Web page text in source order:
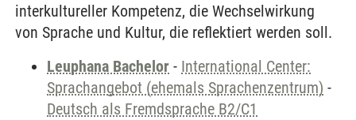
interkultureller Kompetenz, die Wechselwirkung
von Sprache und Kultur, die reflektiert werden soll.
Leuphana Bachelor - International Center:
Sprachangebot (ehemals Sprachenzentrum) -
Deutsch als Fremdsprache B2/C1